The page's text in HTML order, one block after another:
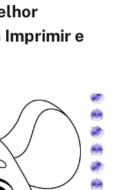
Imprimir e